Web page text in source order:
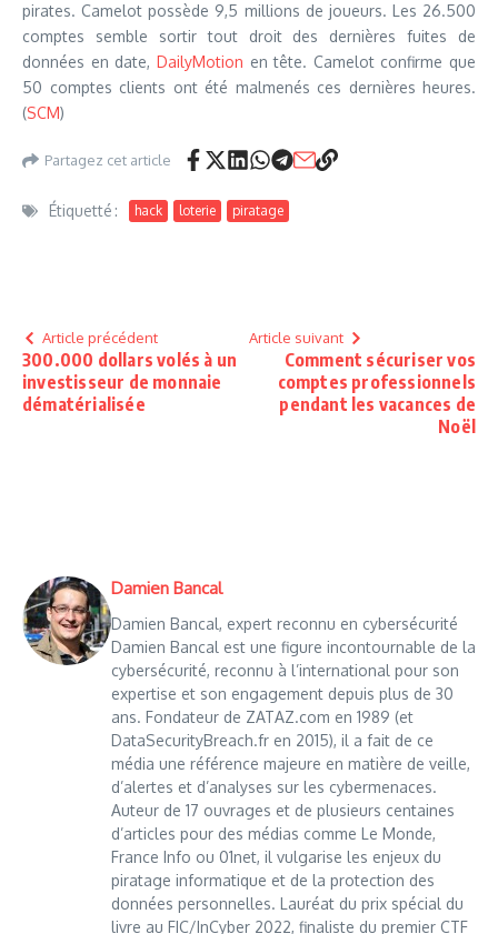
pirates. Camelot possède 9,5 millions de joueurs. Les 26.500
comptes semble sortir tout droit des dernières fuites de
données en date, DailyMotion en tête. Camelot confirme que
50 comptes clients ont été malmenés ces dernières heures.
(SCM)
Partagez cet article
Étiquetté : hack loterie piratage
Article précédent
300.000 dollars volés à un
investisseur de monnaie
dématérialisée
Article suivant
Comment sécuriser vos
comptes professionnels
pendant les vacances de
Noël
Damien Bancal
Damien Bancal, expert reconnu en cybersécurité
Damien Bancal est une figure incontournable de la
cybersécurité, reconnu à l’international pour son
expertise et son engagement depuis plus de 30
ans. Fondateur de ZATAZ.com en 1989 (et
DataSecurityBreach.fr en 2015), il a fait de ce
média une référence majeure en matière de veille,
d’alertes et d’analyses sur les cybermenaces.
Auteur de 17 ouvrages et de plusieurs centaines
d’articles pour des médias comme Le Monde,
France Info ou 01net, il vulgarise les enjeux du
piratage informatique et de la protection des
données personnelles. Lauréat du prix spécial du
livre au FIC/InCyber 2022, finaliste du premier CTF